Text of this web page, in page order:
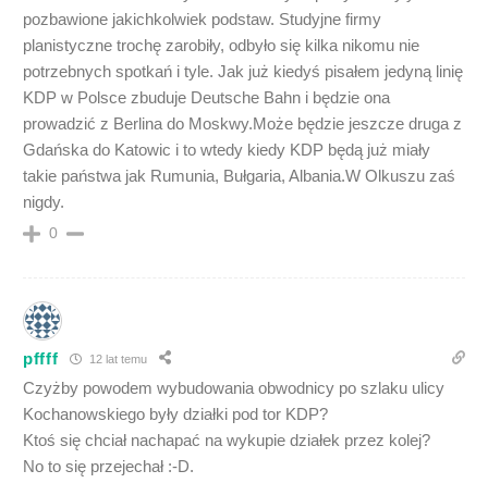
pozbawione jakichkolwiek podstaw. Studyjne firmy
planistyczne trochę zarobiły, odbyło się kilka nikomu nie
potrzebnych spotkań i tyle. Jak już kiedyś pisałem jedyną linię
KDP w Polsce zbuduje Deutsche Bahn i będzie ona
prowadzić z Berlina do Moskwy.Może będzie jeszcze druga z
Gdańska do Katowic i to wtedy kiedy KDP będą już miały
takie państwa jak Rumunia, Bułgaria, Albania.W Olkuszu zaś
nigdy.
0
pffff 12 lat temu
Czyżby powodem wybudowania obwodnicy po szlaku ulicy
Kochanowskiego były działki pod tor KDP?
Ktoś się chciał nachapać na wykupie działek przez kolej?
No to się przejechał :-D.